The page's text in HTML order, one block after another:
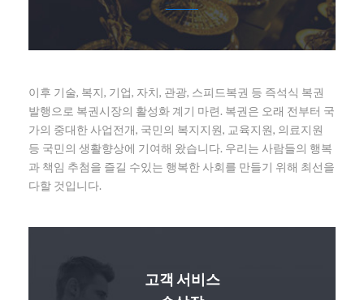
이후 기술, 복지, 기업, 자치, 관광, 스피드복권 등 즉석식 복권
발행으로 복권시장의 활성화 계기 마련. 복권은 오래 전부터 국
가의 중대한 사업전개, 국민의 복지지원, 교육지원, 의료지원
등 국민의 생활향상에 기여해 왔습니다. 우리는 사람들의 행복
과 책임 추첨을 즐길 수있는 행복한 사회를 만들기 위해 최선을
다할 것입니다.
고객 서비스